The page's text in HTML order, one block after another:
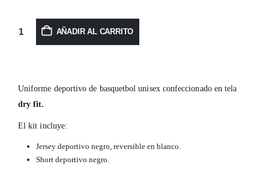
AÑADIR AL CARRITO
Uniforme deportivo de basquetbol unisex confeccionado en tela
dry fit.
El kit incluye:
Jersey deportivo negro, reversible en blanco.
Short deportivo negro.